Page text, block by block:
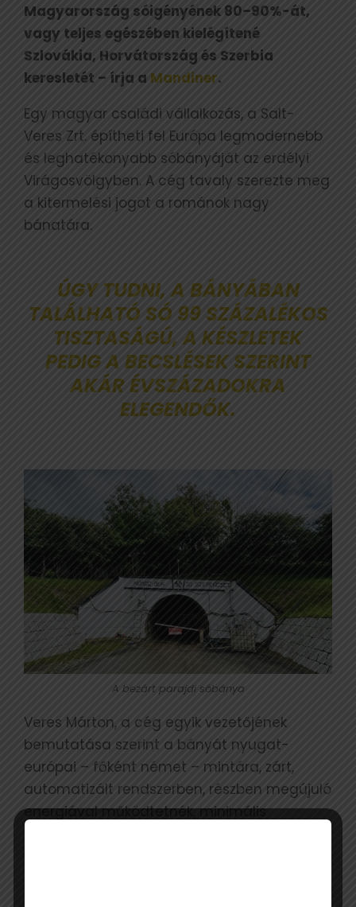
Magyarország sóigényének 80–90%-át,
vagy teljes egészében kielégítené
Szlovákia, Horvátország és Szerbia
keresletét – írja a Mandiner.
Egy magyar családi vállalkozás, a Salt-
Veres Zrt. építheti fel Európa legmodernebb
és leghatékonyabb sóbányáját az erdélyi
Virágosvölgyben. A cég tavaly szerezte meg
a kitermelési jogot a románok nagy
bánatára.
ÚGY TUDNI, A BÁNYÁBAN
TALÁLHATÓ SÓ 99 SZÁZALÉKOS
TISZTASÁGÚ, A KÉSZLETEK
PEDIG A BECSLÉSEK SZERINT
AKÁR ÉVSZÁZADOKRA
ELEGENDŐK.
A bezárt parajdi sóbánya
Veres Márton, a cég egyik vezetőjének
bemutatása szerint a bányát nyugat-
európai – főként német – mintára, zárt,
automatizált rendszerben, részben megújuló
energiával működtetnék, minimális